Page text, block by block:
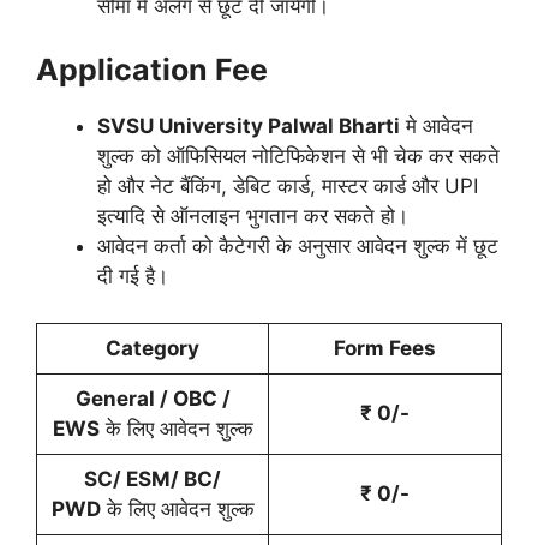
सीमा में अलग से छूट दी जायेगी।
Application Fee
SVSU University Palwal Bharti मे आवेदन
शुल्क को ऑफिसियल नोटिफिकेशन से भी चेक कर सकते
हो और नेट बैंकिंग, डेबिट कार्ड, मास्टर कार्ड और UPI
इत्यादि से ऑनलाइन भुगतान कर सकते हो।
आवेदन कर्ता को कैटेगरी के अनुसार आवेदन शुल्क में छूट
दी गई है।
Category Form Fees
General / OBC /
EWSके लिए आवेदन शुल्क
₹ 0/-
SC/ ESM/ BC/
PWDके लिए आवेदन शुल्क
₹ 0/-